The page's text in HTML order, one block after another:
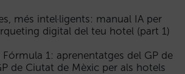
més intel·ligents: manual IA per
digital del teu hotel (part 1)
1: aprenentatges del GP de
de Ciutat de Mèxic per als hotels